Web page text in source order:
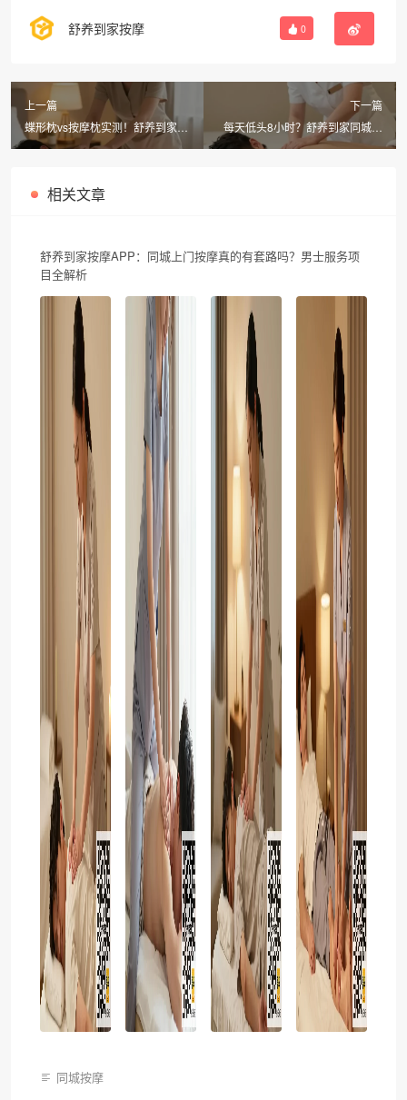
舒养到家按摩 0
上一篇
蝶形枕vs按摩枕实测！舒养到家同
城按摩解密颈椎枕头真相
下一篇
每天低头8小时？舒养到家同城按
摩康复师教你4招在家缓解颈椎酸
相关文章
舒养到家按摩APP：同城上门按摩真的有套路吗？男士服务项
目全解析
同城按摩